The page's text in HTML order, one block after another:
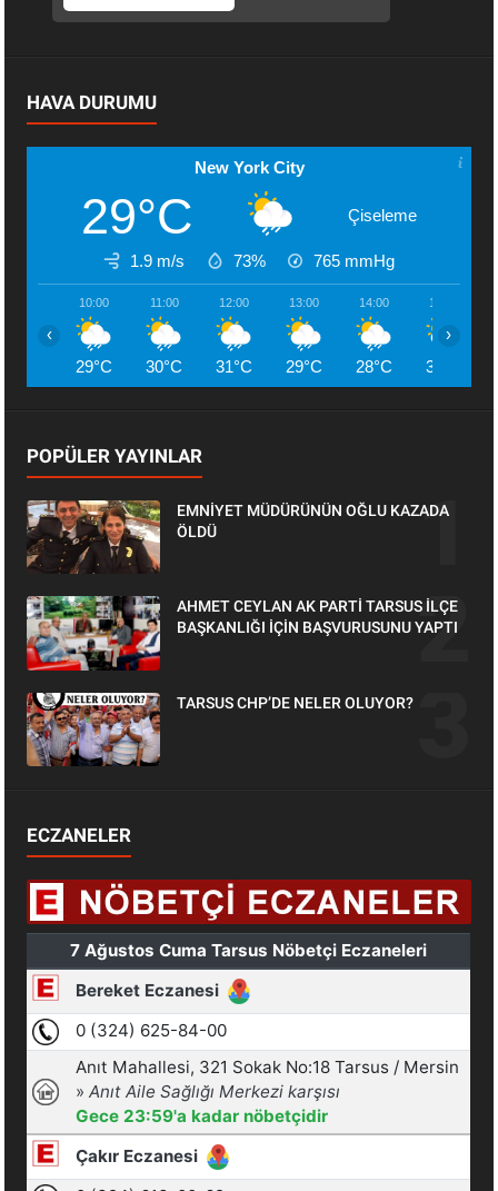
HAVA DURUMU
New York City
29°C Çiseleme
1.9 m/s 73% 765 mmHg
10:00
29°C
11:00
30°C
12:00
31°C
13:00
29°C
14:00
28°C
15:00
30°C
‹ ›
POPÜLER YAYINLAR
EMNİYET MÜDÜRÜNÜN OĞLU KAZADA
ÖLDÜ
AHMET CEYLAN AK PARTİ TARSUS İLÇE
BAŞKANLIĞI İÇİN BAŞVURUSUNU YAPTI
TARSUS CHP’DE NELER OLUYOR?
ECZANELER